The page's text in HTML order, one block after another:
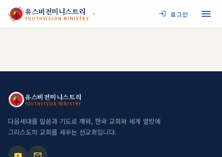
JESUS MY SAVIOR
YOUTHVISION MINISTRY
유스비전미니스트리
YOUTHVISION MINISTRY
로그인
JESUS MY SAVIOR
YOUTHVISION MINISTRY
유스비전미니스트리
YOUTHVISION MINISTRY
다음세대를 말씀과 기도로 깨워, 한국 교회와 세계 열방에
그리스도의 교회를 세우는 선교회입니다.